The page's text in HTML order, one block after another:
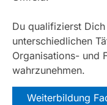
Du qualifizierst
unterschiedlichen
Organisations- und
wahrzunehmen.
Weiterbildung